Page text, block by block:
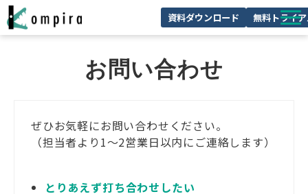
資料ダウンロード 無料トライ
サービス一覧
お客様の声
セミナー/イベント
お問い合わせ
ぜひお気軽にお問い合わせください。
（担当者より1～2営業日以内にご連絡します）
とりあえず打ち合わせしたい